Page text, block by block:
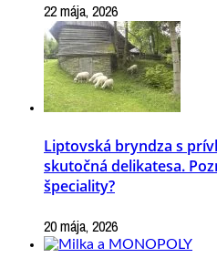
22 mája, 2026
Liptovská bryndza s
skutočná delikatesa.
špeciality?
20 mája, 2026